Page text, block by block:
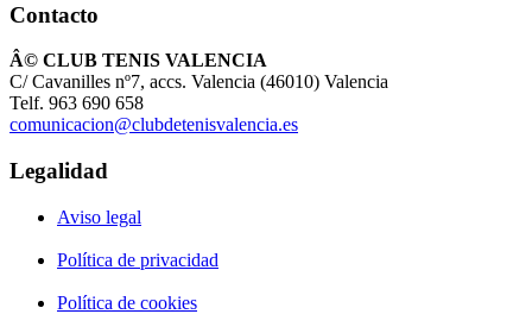
Contacto
Â© CLUB TENIS VALENCIA
C/ Cavanilles nº7, accs. Valencia (46010) Valencia
Telf. 963 690 658
comunicacion@clubdetenisvalencia.es
Legalidad
Aviso legal
Política de privacidad
Política de cookies